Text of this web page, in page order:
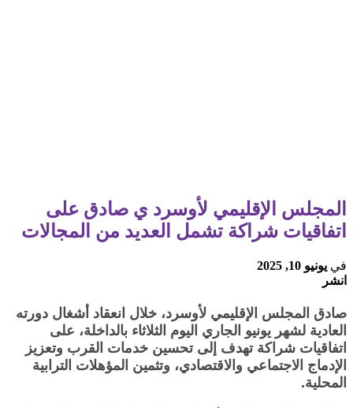
المجلس الإقليمي لأوسرد ي صادق على
اتفاقيات شراكة تشمل العديد من المجالات
في يونيو 10, 2025
انشر
صادق المجلس الإقليمي لأوسرد، خلال انعقاد أشغال دورته
العادية لشهر يونيو الجاري اليوم الثلاثاء بالداخلة، على
اتفاقيات شراكة تهدف إلى تحسين خدمات القرب وتعزيز
الإدماج الاجتماعي والاقتصادي، وتثمين المؤهلات الترابية
المحلية.